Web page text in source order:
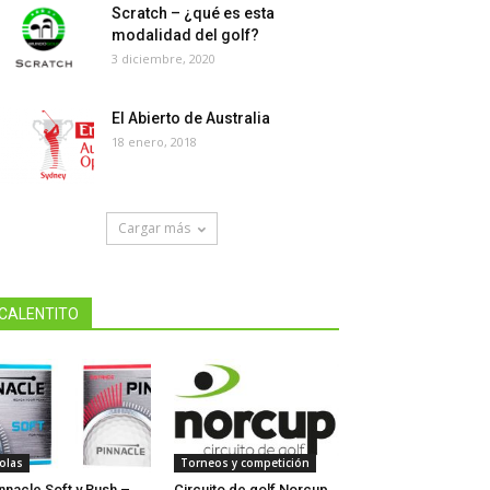
Scratch – ¿qué es esta
modalidad del golf?
3 diciembre, 2020
El Abierto de Australia
18 enero, 2018
Cargar más
Torneos y competición